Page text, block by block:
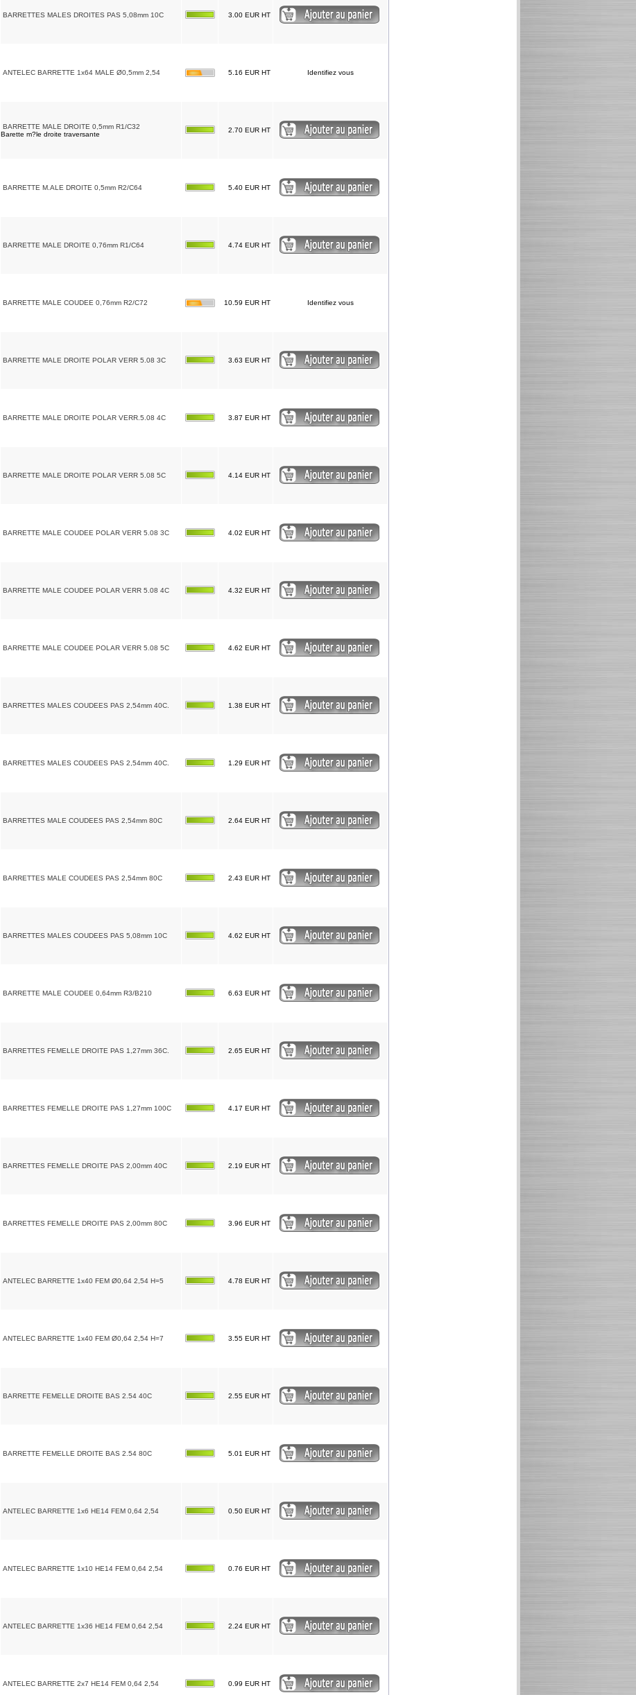
BARRETTES MALES DROITES PAS 5,08mm 10C 3.00 EUR HT
ANTELEC BARRETTE 1x64 MALE Ø0,5mm 2,54 5.16 EUR HT Identifiez vous
BARRETTE MALE DROITE 0,5mm R1/C32
Barette m?le droite traversante
2.70 EUR HT
BARRETTE M.ALE DROITE 0,5mm R2/C64 5.40 EUR HT
BARRETTE MALE DROITE 0,76mm R1/C64 4.74 EUR HT
BARRETTE MALE COUDEE 0,76mm R2/C72 10.59 EUR HT Identifiez vous
BARRETTE MALE DROITE POLAR VERR 5.08 3C 3.63 EUR HT
BARRETTE MALE DROITE POLAR VERR.5.08 4C 3.87 EUR HT
BARRETTE MALE DROITE POLAR VERR 5.08 5C 4.14 EUR HT
BARRETTE MALE COUDEE POLAR VERR 5.08 3C 4.02 EUR HT
BARRETTE MALE COUDEE POLAR VERR 5.08 4C 4.32 EUR HT
BARRETTE MALE COUDEE POLAR VERR 5.08 5C 4.62 EUR HT
BARRETTES MALES COUDEES PAS 2,54mm 40C. 1.38 EUR HT
BARRETTES MALES COUDEES PAS 2,54mm 40C. 1.29 EUR HT
BARRETTES MALE COUDEES PAS 2,54mm 80C 2.64 EUR HT
BARRETTES MALE COUDEES PAS 2,54mm 80C 2.43 EUR HT
BARRETTES MALES COUDEES PAS 5,08mm 10C 4.62 EUR HT
BARRETTE MALE COUDEE 0,64mm R3/B210 6.63 EUR HT
BARRETTES FEMELLE DROITE PAS 1,27mm 36C. 2.65 EUR HT
BARRETTES FEMELLE DROITE PAS 1,27mm 100C 4.17 EUR HT
BARRETTES FEMELLE DROITE PAS 2,00mm 40C 2.19 EUR HT
BARRETTES FEMELLE DROITE PAS 2,00mm 80C 3.96 EUR HT
ANTELEC BARRETTE 1x40 FEM Ø0,64 2,54 H=5 4.78 EUR HT
ANTELEC BARRETTE 1x40 FEM Ø0,64 2,54 H=7 3.55 EUR HT
BARRETTE FEMELLE DROITE BAS 2.54 40C 2.55 EUR HT
BARRETTE FEMELLE DROITE BAS 2.54 80C 5.01 EUR HT
ANTELEC BARRETTE 1x6 HE14 FEM 0,64 2,54 0.50 EUR HT
ANTELEC BARRETTE 1x10 HE14 FEM 0,64 2,54 0.76 EUR HT
ANTELEC BARRETTE 1x36 HE14 FEM 0,64 2,54 2.24 EUR HT
ANTELEC BARRETTE 2x7 HE14 FEM 0,64 2,54 0.99 EUR HT